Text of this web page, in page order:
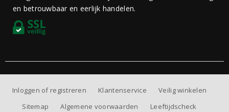
en betrouwbaar en eerlijk handelen.
Inloggen of registreren Klantenservice
Veilig winkelen
Sitemap
Algemene voorwaarden
Leeftijdscheck